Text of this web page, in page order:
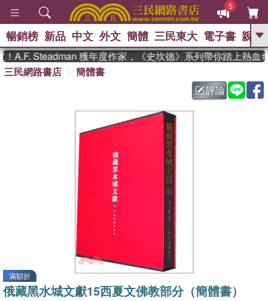
5
GO
、 暑期推薦 、
台灣的李登輝時代 、 數學
女孩：黎曼猜想 、 偉大的迷走神經
、 如果歷史是一群喵
暢銷榜 新品 中文 外文 簡體 三民東大 電子書 親子
A.F. Steadman 獲年度作家，《史坎德》系列帶你踏上熱血奇
三民網路書店
簡體書
評論
滿額折
俄藏黑水城文獻15西夏文佛教部分（簡體書）